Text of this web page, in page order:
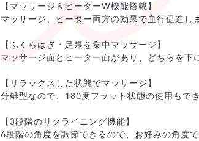
【マッサージ＆ヒーターW機能搭載】
マッサージ、ヒーター両方の効果で血行促進し
【ふくらはぎ・足裏を集中マッサージ】
マッサージ面とヒーター面があり、どちらを下
【リラックスした状態でマッサージ】
分離型なので、180度フラット状態の使用もで
【3段階のリクライニング機能】
6段階の角度を調節できるので、お好みの角度で